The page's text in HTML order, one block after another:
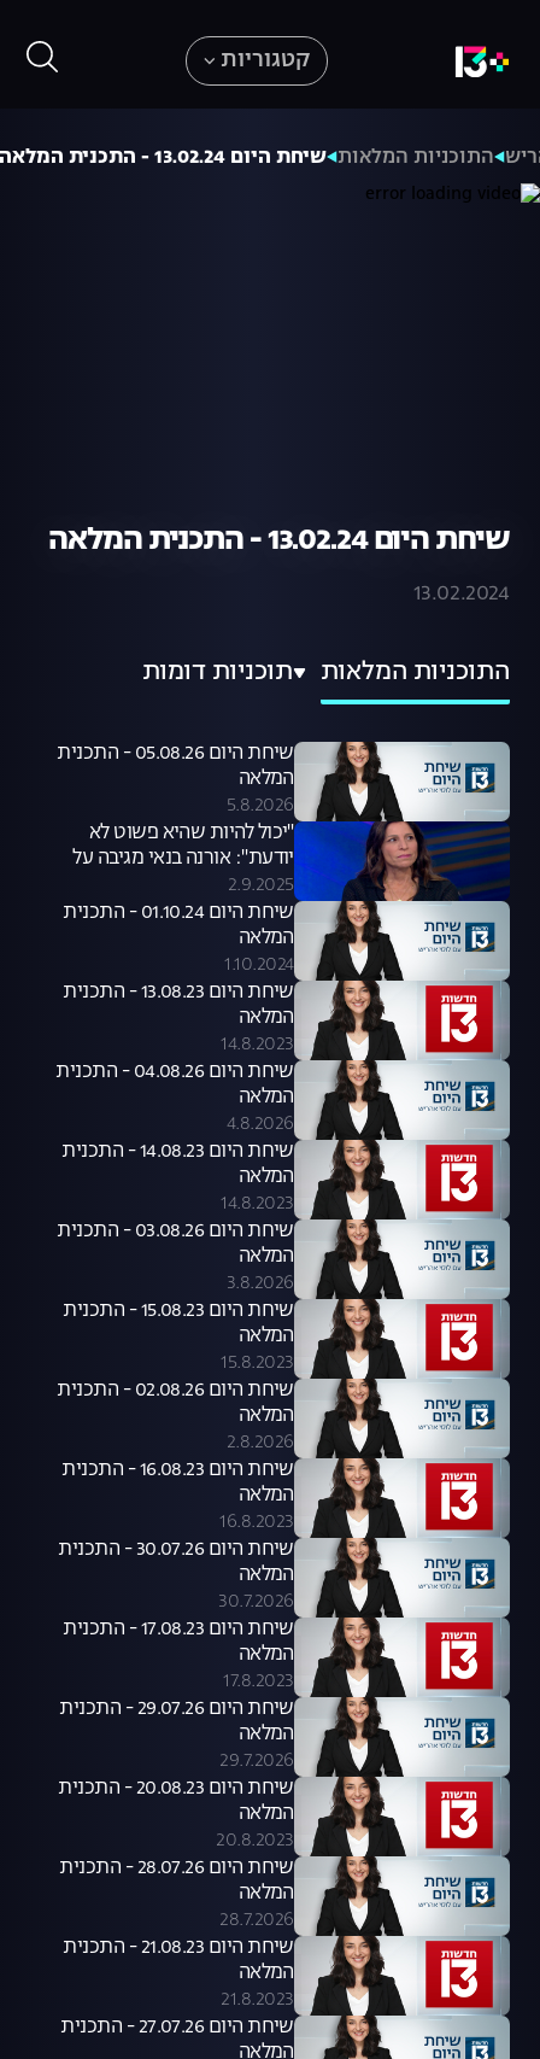
קטגוריות
התוכניות המלאות שיחת היום 13.02.24 - התכנית המלאה
שיחת היום 13.02.24 - התכנית המלאה
13.02.2024
התוכניות המלאות תוכניות דומות
שיחת היום 05.08.26 - התכנית
המלאה
5.8.2026
"יכול להיות שהיא פשוט לא
יודעת": אורנה בנאי מגיבה על
סערת קניית הכלבים שעוררה קרן
פלס
2.9.2025
שיחת היום 01.10.24 - התכנית
המלאה
1.10.2024
שיחת היום 13.08.23 - התכנית
המלאה
14.8.2023
שיחת היום 04.08.26 - התכנית
המלאה
4.8.2026
שיחת היום 14.08.23 - התכנית
המלאה
14.8.2023
שיחת היום 03.08.26 - התכנית
המלאה
3.8.2026
שיחת היום 15.08.23 - התכנית
המלאה
15.8.2023
שיחת היום 02.08.26 - התכנית
המלאה
2.8.2026
שיחת היום 16.08.23 - התכנית
המלאה
16.8.2023
שיחת היום 30.07.26 - התכנית
המלאה
30.7.2026
שיחת היום 17.08.23 - התכנית
המלאה
17.8.2023
שיחת היום 29.07.26 - התכנית
המלאה
29.7.2026
שיחת היום 20.08.23 - התכנית
המלאה
20.8.2023
שיחת היום 28.07.26 - התכנית
המלאה
28.7.2026
שיחת היום 21.08.23 - התכנית
המלאה
21.8.2023
שיחת היום 27.07.26 - התכנית
המלאה